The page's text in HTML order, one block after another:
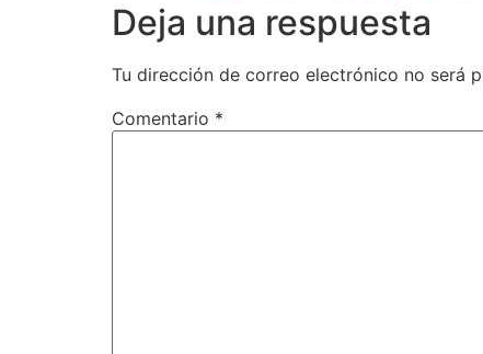
Deja una respuesta
Tu dirección de correo electrónico no será
Comentario *